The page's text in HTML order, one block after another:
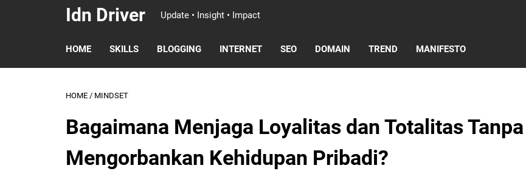
Idn Driver Update • Insight • Impact
HOME SKILLS BLOGGING INTERNET SEO DOMAIN TREND MANIFESTO
HOME / MINDSET
Bagaimana Menjaga Loyalitas dan Totalitas Tanpa
Mengorbankan Kehidupan Pribadi?